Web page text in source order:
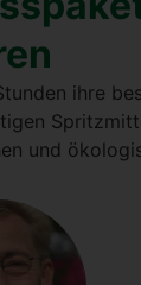
ihre
und